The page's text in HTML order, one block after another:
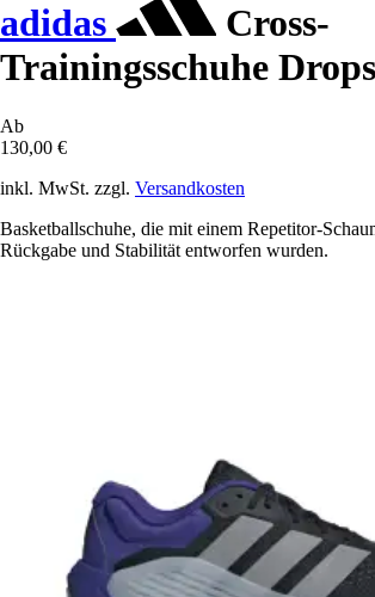
adidas
Cross-
Trainingsschuhe
Ab
130,00 €
inkl. MwSt. zzgl. Versandkosten
Basketballschuhe, die mit einem Repetitor-
Rückgabe und Stabilität entworfen wurden.